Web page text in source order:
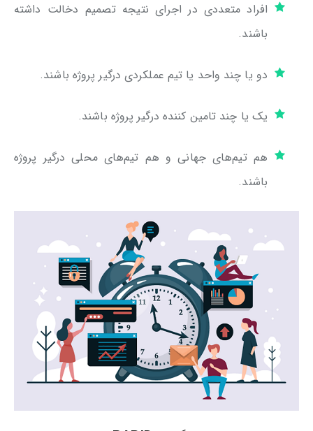
افراد متعددی در اجرای نتیجه تصمیم دخالت داشته
باشند.
دو یا چند واحد یا تیم عملکردی درگیر پروژه باشند.
یک یا چند تامین کننده درگیر پروژه باشند.
هم تیم‌های جهانی و هم تیم‌های محلی درگیر پروژه
باشند.